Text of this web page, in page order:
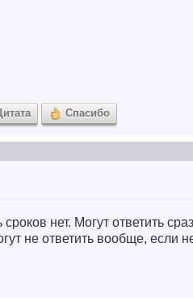
Спасибо
сроков нет. Могут ответить
не ответить вообще, если